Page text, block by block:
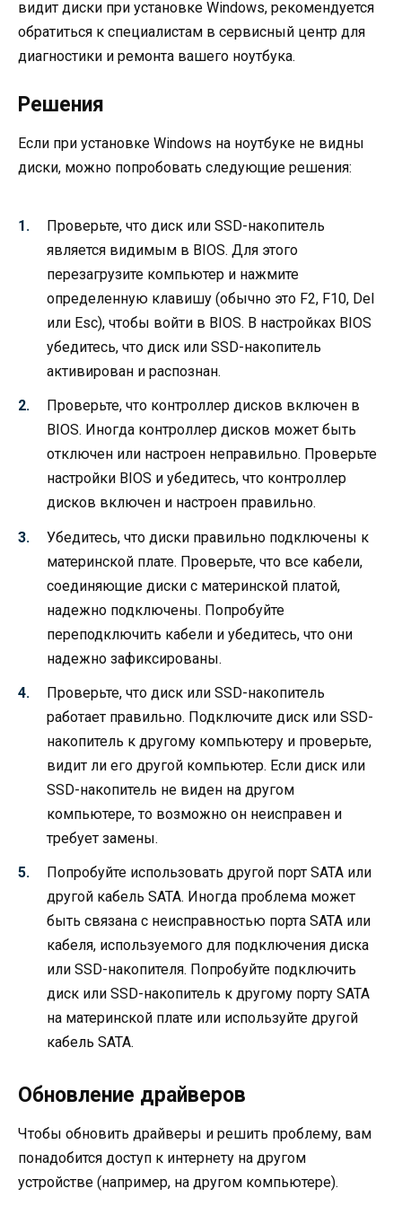
видит диски при установке Windows, рекомендуется
обратиться к специалистам в сервисный центр для
диагностики и ремонта вашего ноутбука.
Решения
Если при установке Windows на ноутбуке не видны
диски, можно попробовать следующие решения:
Проверьте, что диск или SSD-накопитель
является видимым в BIOS. Для этого
перезагрузите компьютер и нажмите
определенную клавишу (обычно это F2, F10, Del
или Esc), чтобы войти в BIOS. В настройках BIOS
убедитесь, что диск или SSD-накопитель
активирован и распознан.
Проверьте, что контроллер дисков включен в
BIOS. Иногда контроллер дисков может быть
отключен или настроен неправильно. Проверьте
настройки BIOS и убедитесь, что контроллер
дисков включен и настроен правильно.
Убедитесь, что диски правильно подключены к
материнской плате. Проверьте, что все кабели,
соединяющие диски с материнской платой,
надежно подключены. Попробуйте
переподключить кабели и убедитесь, что они
надежно зафиксированы.
Проверьте, что диск или SSD-накопитель
работает правильно. Подключите диск или SSD-
накопитель к другому компьютеру и проверьте,
видит ли его другой компьютер. Если диск или
SSD-накопитель не виден на другом
компьютере, то возможно он неисправен и
требует замены.
Попробуйте использовать другой порт SATA или
другой кабель SATA. Иногда проблема может
быть связана с неисправностью порта SATA или
кабеля, используемого для подключения диска
или SSD-накопителя. Попробуйте подключить
диск или SSD-накопитель к другому порту SATA
на материнской плате или используйте другой
кабель SATA.
Обновление драйверов
Чтобы обновить драйверы и решить проблему, вам
понадобится доступ к интернету на другом
устройстве (например, на другом компьютере).